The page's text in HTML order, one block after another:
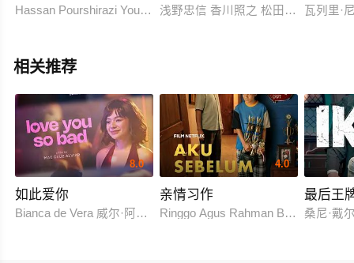
Hassan Pourshirazi Younes Ghazali Mohammad Rabbani
浅野忠信 香川照之 松田龙平 役所广
瓦列里·
相关推荐
8.0
如此爱你
Bianca de Vera 威尔·阿什利·德莱昂
4.0
亲情习作
Ringgo Agus Rahman Bima Sena
最后王
桑尼·戴